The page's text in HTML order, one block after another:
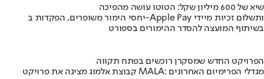
שיא של 600 מיליון שקל: הטוטו עושה מהפיכה
יחסי הימור משופרים, הפקדות ב-Apple Pay ותשלום זכיות מיידי
בשיתוף המועצה להסדר ההימורים בספורט
הפרויקט החדש שמסקרן רוכשים בפתח תקווה
קבוצת אלמוג מציגה את פרויקט MALA: מגדלי הפרימיום האחרונים